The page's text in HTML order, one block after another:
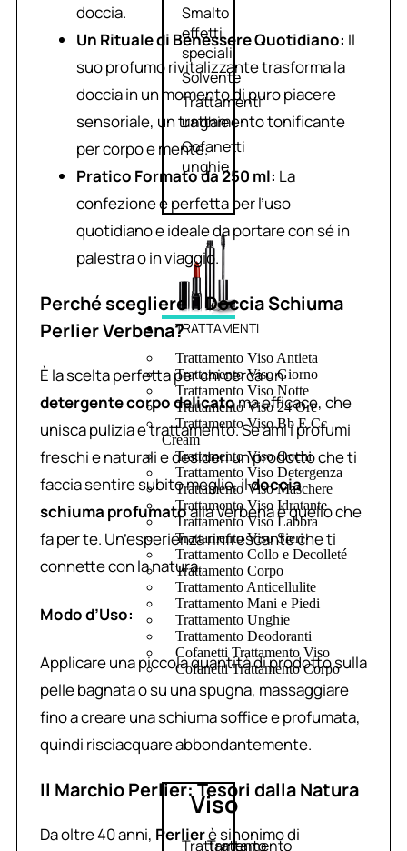
Smalto
effetti
speciali
Solvente
Trattamenti
unghie
Cofanetti
unghie
TRATTAMENTI
Trattamento Viso Antieta
Trattamento Viso Giorno
Trattamento Viso Notte
Trattamento Viso 24 Ore
Trattamento Viso Bb E Cc
Cream
Trattamento Viso Occhi
Trattamento Viso Detergenza
Trattamento Viso Maschere
Trattamento Viso Idratante
Trattamento Viso Labbra
Trattamento Viso Sieri
Trattamento Collo e Decolleté
Trattamento Corpo
Trattamento Anticellulite
Trattamento Mani e Piedi
Trattamento Unghie
Trattamento Deodoranti
Cofanetti Trattamento Viso
Cofanetti Trattamento Corpo
Viso
Trattamento
Trattamento
doccia.
Un Rituale di Benessere Quotidiano: Il
suo profumo rivitalizzante trasforma la
doccia in un momento di puro piacere
sensoriale, un trattamento tonificante
per corpo e mente.
Pratico Formato da 250 ml: La
confezione è perfetta per l’uso
quotidiano e ideale da portare con sé in
palestra o in viaggio.
Perché scegliere il Doccia Schiuma
Perlier Verbena?
È la scelta perfetta per chi cerca un
detergente corpo delicatoma efficace, che
unisca pulizia e trattamento. Se ami i profumi
freschi e naturali e desideri un prodotto che ti
faccia sentire subito meglio, ildoccia
schiuma profumatoalla Verbena è quello che
fa per te. Un’esperienza rinfrescante che ti
connette con la natura.
Modo d’Uso:
Applicare una piccola quantità di prodotto sulla
pelle bagnata o su una spugna, massaggiare
fino a creare una schiuma soffice e profumata,
quindi risciacquare abbondantemente.
Il Marchio Perlier: Tesori dalla Natura
Da oltre 40 anni, Perlierè sinonimo di